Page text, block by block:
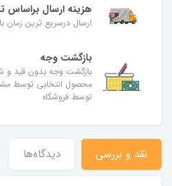
هزینه ارسال براساس
ارسال درسریع ترین زمان
بازگشت وجه
بازگشت وجه بدون قید و
محصول انتخابی توسط
توسط فروشگاه
نقد و بررسی دیدگاه‌ها